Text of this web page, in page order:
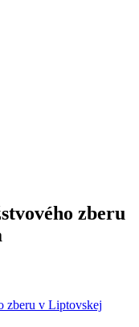
zberu
zberu v Liptovskej